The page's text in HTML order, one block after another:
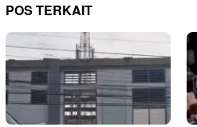
POS TERKAIT